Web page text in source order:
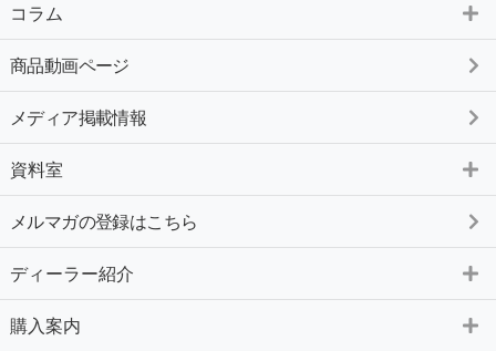
コラム
商品動画ページ
メディア掲載情報
資料室
メルマガの登録はこちら
ディーラー紹介
購入案内